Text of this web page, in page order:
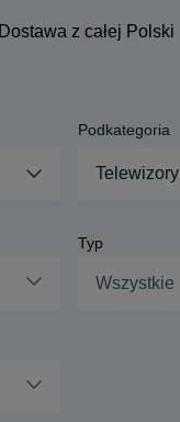
Dostawa z całej Polski
Podkategoria
Telewizory
Typ
Wszystkie